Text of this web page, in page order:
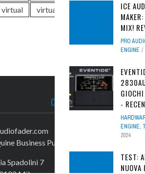
ICE
MIX!
PRO
ENGINE
-
ENGINE,
2024
TEST:
NUOVA
virtual
virtual instrument Waves
CONTATTACI
Business Publisher
Spadolini 7